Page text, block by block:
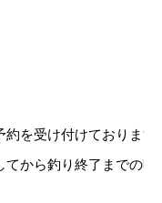
約を受け付けております
てから釣り終了までの